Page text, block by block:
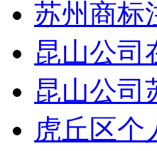
苏州商标
昆山公司
昆山公司
虎丘区个